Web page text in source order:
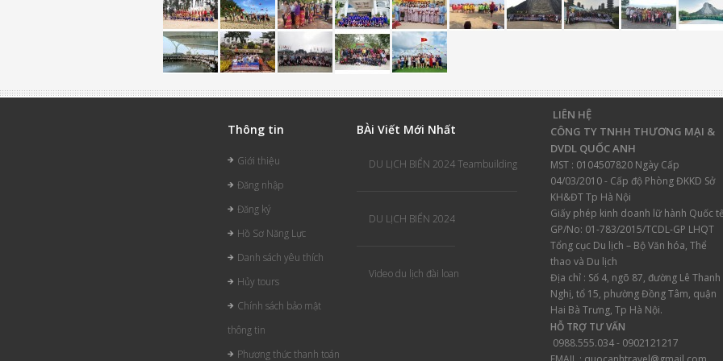
Thông tin
Giới thiệu
Đăng nhập
Đăng ký
Hồ Sơ Năng Lực
Danh sách yêu thích
Hủy tours
Chính sách bảo mật
thông tin
Phương thức thanh toán
BÀi Viết Mới Nhất
DU LỊCH BIỂN 2024 Teambuilding
DU LỊCH BIỂN 2024
Video du lịch đài loan
LIÊN HỆ
CÔNG TY TNHH THƯƠNG MẠI &
DVDL QUỐC ANH
MST : 0104507820 Ngày Cấp
04/03/2010 - Cấp độ Phòng ĐKKD Sở
KH&ĐT Tp Hà Nội
Giấy phép kinh doanh lữ hành Quốc
GP/No: 01-783/2015/TCDL-GP LHQT
Tổng cục Du lịch – Bộ Văn hóa, Thể
thao và Du lịch
Địa chỉ : Số 4, ngõ 87, đường Lê Thanh
Nghị, tổ 15, phường Đồng Tâm, quận
Hai Bà Trưng, Tp Hà Nội.
HỖ TRỢ TƯ VẤN
0988.555.034 - 0902121217